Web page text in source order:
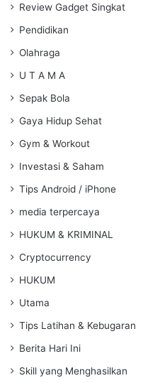
Review Gadget Singkat
Pendidikan
Olahraga
U T A M A
Sepak Bola
Gaya Hidup Sehat
Gym & Workout
Investasi & Saham
Tips Android / iPhone
media terpercaya
HUKUM & KRIMINAL
Cryptocurrency
HUKUM
Utama
Tips Latihan & Kebugaran
Berita Hari Ini
Skill yang Menghasilkan